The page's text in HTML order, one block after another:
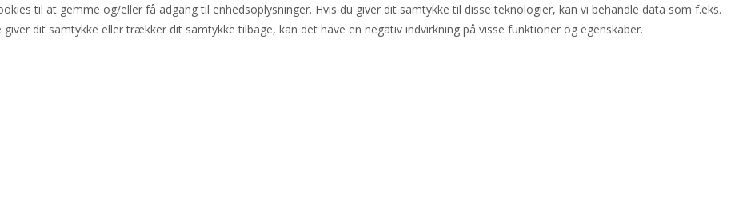
til at gemme og/eller få adgang til enhedsoplysninger. Hvis du giver dit samtykke til disse teknologier, kan vi behandle data som f.eks.
dit samtykke eller trækker dit samtykke tilbage, kan det have en negativ indvirkning på visse funktioner og egenskaber.